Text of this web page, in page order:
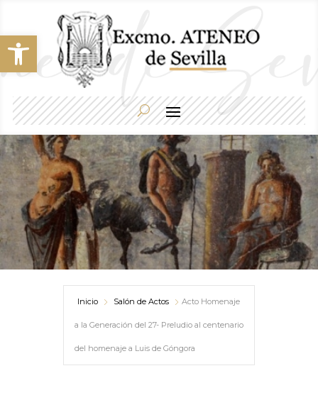
Abrir barra de herramientas
Inicio Salón de Actos Acto Homenaje
a la Generación del 27- Preludio al centenario
del homenaje a Luis de Góngora